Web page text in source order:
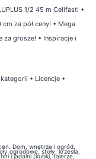
1/2 45 m Cellfast! •
za pół ceny! • Mega
za grosze! • Inspiracje i
• Licencje •
Dom, wnętrze i ogród.
ogrodowe, stoły, krzesła,
i jadalni (kubki, talerze,